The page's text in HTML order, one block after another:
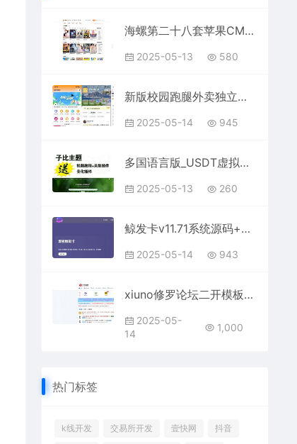
海螺第二十八套苹果CMSv10自适应模板
2025-05-13 580
新版校园跑腿外卖独立版+APP+小程序前端外卖配送平台源码
2025-05-14 945
多国语言版_USDT虚拟币投资理财系统源码/海外区块链投资理财源码
2025-05-13 260
鲸发卡v11.71系统源码+企业自动发卡网源码
2025-05-14 943
xiuno修罗论坛二开模板仿网盘资源社优化网站源码搭建送全套插件
2025-05-
14
1,000
热门标签
k线开发 交易所开发 壹快网 抖音